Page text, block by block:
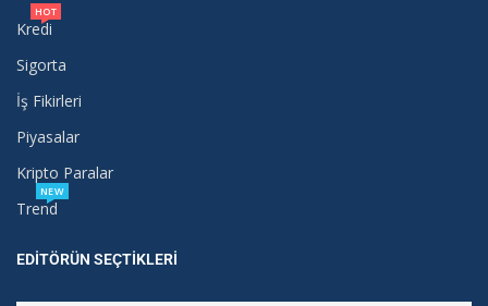
Kredi
HOT
Sigorta
İş Fikirleri
Piyasalar
Kripto Paralar
Trend
NEW
EDITÖRÜN SEÇTIKLERI